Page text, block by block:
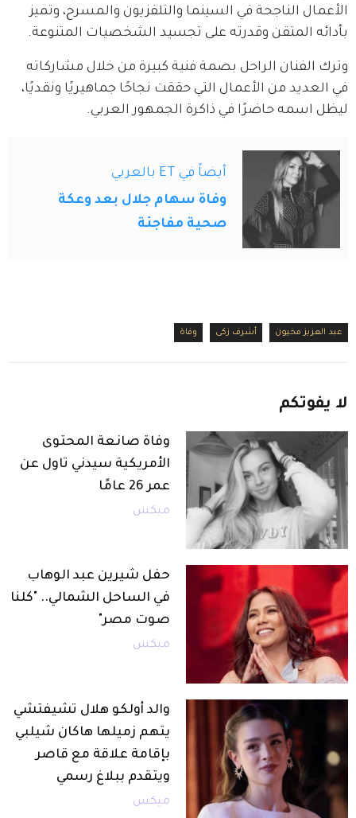
الأعمال الناجحة في السينما والتلفزيون والمسرح، وتميز
بأدائه المتقن وقدرته على تجسيد الشخصيات المتنوعة.
وترك الفنان الراحل بصمة فنية كبيرة من خلال مشاركاته
في العديد من الأعمال التي حققت نجاحًا جماهيريًا ونقديًا،
ليظل اسمه حاضرًا في ذاكرة الجمهور العربي.
أيضاً في ET بالعربي
وفاة سهام جلال بعد وعكة
صحية مفاجئة
عبد العزيز مخيون أشرف زكى وفاة
لا يفوتكم
وفاة صانعة المحتوى
الأمريكية سيدني تاول عن
عمر 26 عامًا
ميكس
حفل شيرين عبد الوهاب
في الساحل الشمالي.. "كلنا
صوت مصر"
ميكس
والد أولكو هلال تشيفتشي
يتهم زميلها هاكان شيلبي
بإقامة علاقة مع قاصر
ويتقدم ببلاغ رسمي
ميكس